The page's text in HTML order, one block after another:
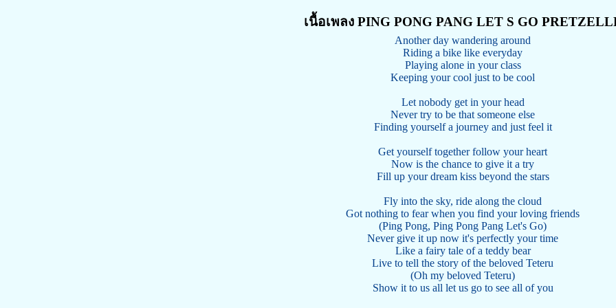
เนื้อเพลง PING PONG PANG LET S GO
Another day wandering around
Riding a bike like everyday
Playing alone in your class
Keeping your cool just to be cool
Let nobody get in your head
Never try to be that someone else
Finding yourself a journey and just feel it
Get yourself together follow your heart
Now is the chance to give it a try
Fill up your dream kiss beyond the stars
Fly into the sky, ride along the cloud
Got nothing to fear when you find your loving friends
(Ping Pong, Ping Pong Pang Let's Go)
Never give it up now it's perfectly your time
Like a fairy tale of a teddy bear
Live to tell the story of the beloved Teteru
(Oh my beloved Teteru)
Show it to us all let us go to see all of you